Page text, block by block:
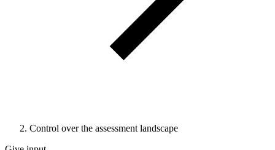
Control over the assessment landscape